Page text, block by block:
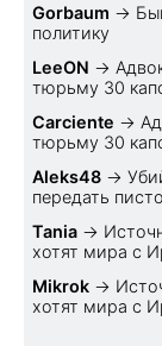
Gorbaum →
политику
LeeON →
тюрьму 30
Carciente →
тюрьму 30
Aleks48 →
передать
Tania →
хотят мира с
Mikrok →
хотят мира с